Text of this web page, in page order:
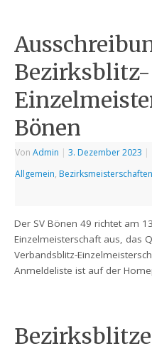
Bezirksblitz-
Bönen
VonAdmin | 3. Dezember 2023 |
Allgemein, Bezirksmeisterschaften
Der SV Bönen 49 richtet am
Einzelmeisterschaft aus, das
Verbandsblitz-
Anmeldeliste ist auf der